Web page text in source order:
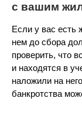
с вашим
Если у вас есть
нем до сбора
проверить, что
и находятся в
наложили на
банкротства